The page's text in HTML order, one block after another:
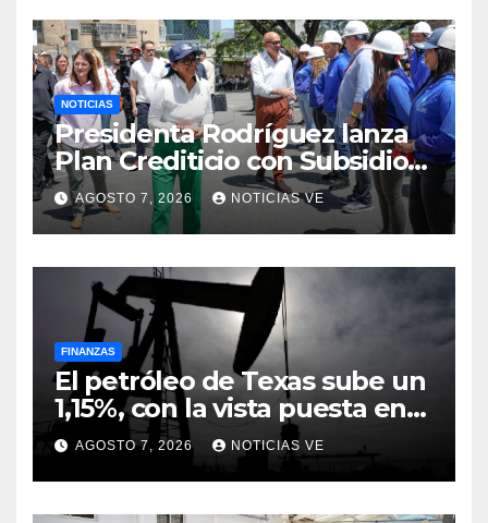
NOTICIAS
Presidenta Rodríguez lanza
Plan Crediticio con Subsidio
Directo en encuentro con
Juntas de Condominio
AGOSTO 7, 2026 NOTICIAS VE
FINANZAS
El petróleo de Texas sube un
1,15%, con la vista puesta en
el estrecho de Ormuz
AGOSTO 7, 2026 NOTICIAS VE